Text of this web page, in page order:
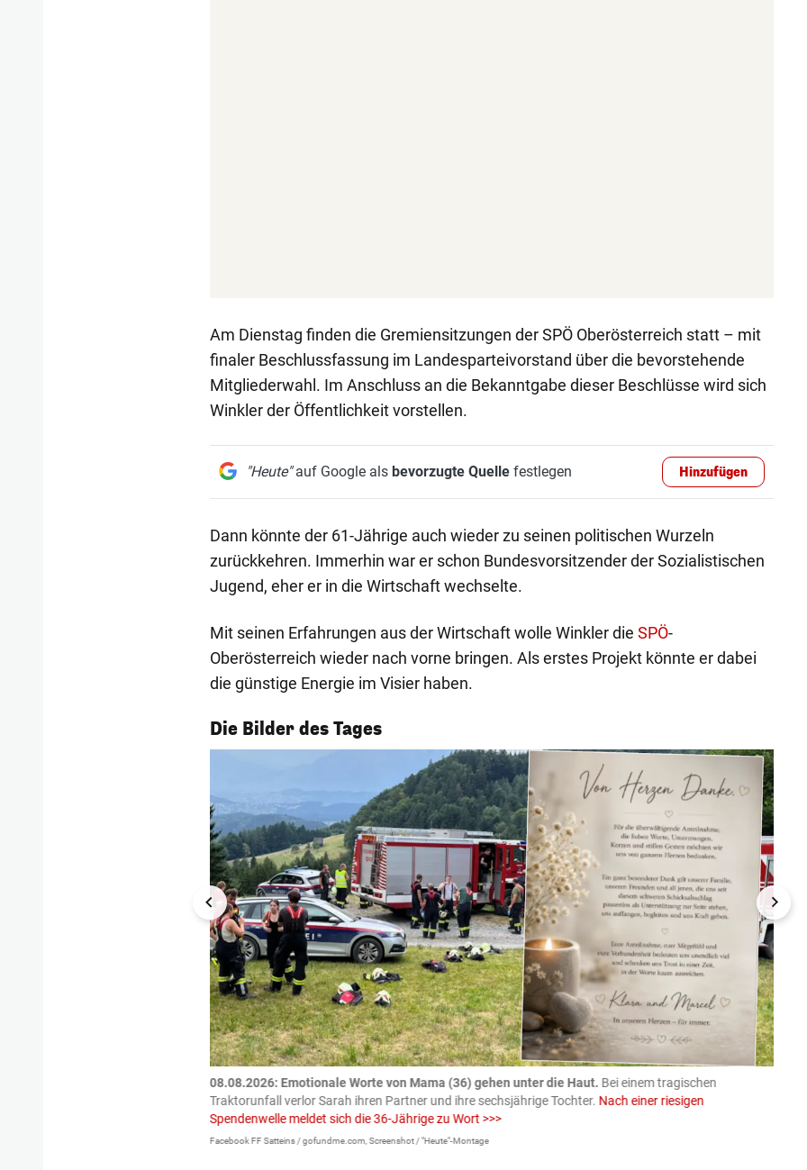
Am Dienstag finden die Gremiensitzungen der SPÖ Oberösterreich statt – mit
finaler Beschlussfassung im Landesparteivorstand über die bevorstehende
Mitgliederwahl. Im Anschluss an die Bekanntgabe dieser Beschlüsse wird sich
Winkler der Öffentlichkeit vorstellen.
"Heute"auf Google als bevorzugte Quellefestlegen Hinzufügen
Dann könnte der 61-Jährige auch wieder zu seinen politischen Wurzeln
zurückkehren. Immerhin war er schon Bundesvorsitzender der Sozialistischen
Jugend, eher er in die Wirtschaft wechselte.
Mit seinen Erfahrungen aus der Wirtschaft wolle Winkler die SPÖ-
Oberösterreich wieder nach vorne bringen. Als erstes Projekt könnte er dabei
die günstige Energie im Visier haben.
Die Bilder des Tages
1/56
08.08.2026: Emotionale Worte von Mama (36) gehen unter die Haut. Bei einem tragischen
Traktorunfall verlor Sarah ihren Partner und ihre sechsjährige Tochter. Nach einer riesigen
Spendenwelle meldet sich die 36-Jährige zu Wort >>>
Facebook FF Satteins / gofundme.com, Screenshot / "Heute"-Montage